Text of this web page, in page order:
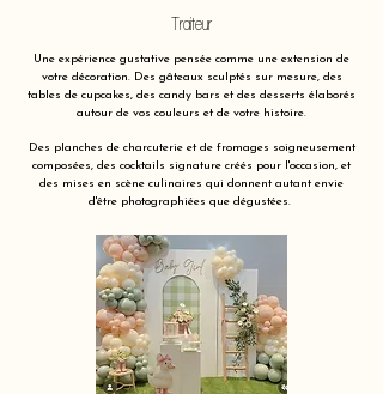
Traiteur
Une expérience gustative pensée comme une extension de
votre décoration. Des gâteaux sculptés sur mesure, des
tables de cupcakes, des candy bars et des desserts élaborés
autour de vos couleurs et de votre histoire.
Des planches de charcuterie et de fromages soigneusement
composées, des cocktails signature créés pour l'occasion, et
des mises en scène culinaires qui donnent autant envie
d'être photographiées que dégustées.